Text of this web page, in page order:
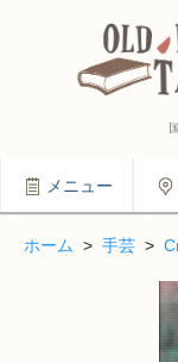
メニュー
ホーム > 手芸 >